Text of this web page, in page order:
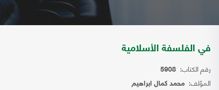
في الفلسفة الأسلامية
رقم الكتاب: 5908
المؤلف: محمد كمال ابراهيم